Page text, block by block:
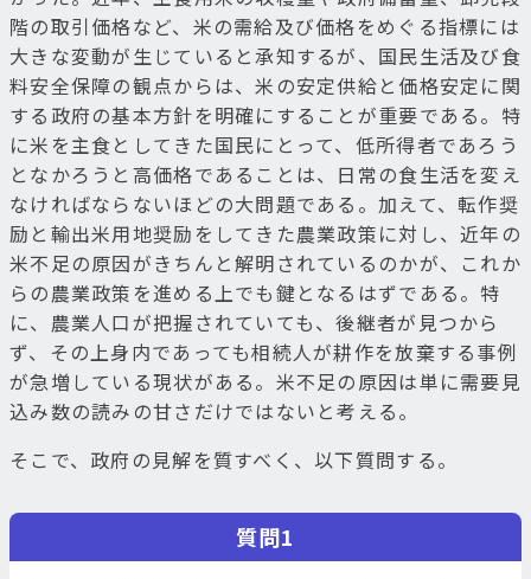
階の取引価格など、米の需給及び価格をめぐる指標には
大きな変動が生じていると承知するが、国民生活及び食
料安全保障の観点からは、米の安定供給と価格安定に関
する政府の基本方針を明確にすることが重要である。特
に米を主食としてきた国民にとって、低所得者であろう
となかろうと高価格であることは、日常の食生活を変え
なければならないほどの大問題である。加えて、転作奨
励と輸出米用地奨励をしてきた農業政策に対し、近年の
米不足の原因がきちんと解明されているのかが、これか
らの農業政策を進める上でも鍵となるはずである。特
に、農業人口が把握されていても、後継者が見つから
ず、その上身内であっても相続人が耕作を放棄する事例
が急増している現状がある。米不足の原因は単に需要見
込み数の読みの甘さだけではないと考える。
そこで、政府の見解を質すべく、以下質問する。
質問1